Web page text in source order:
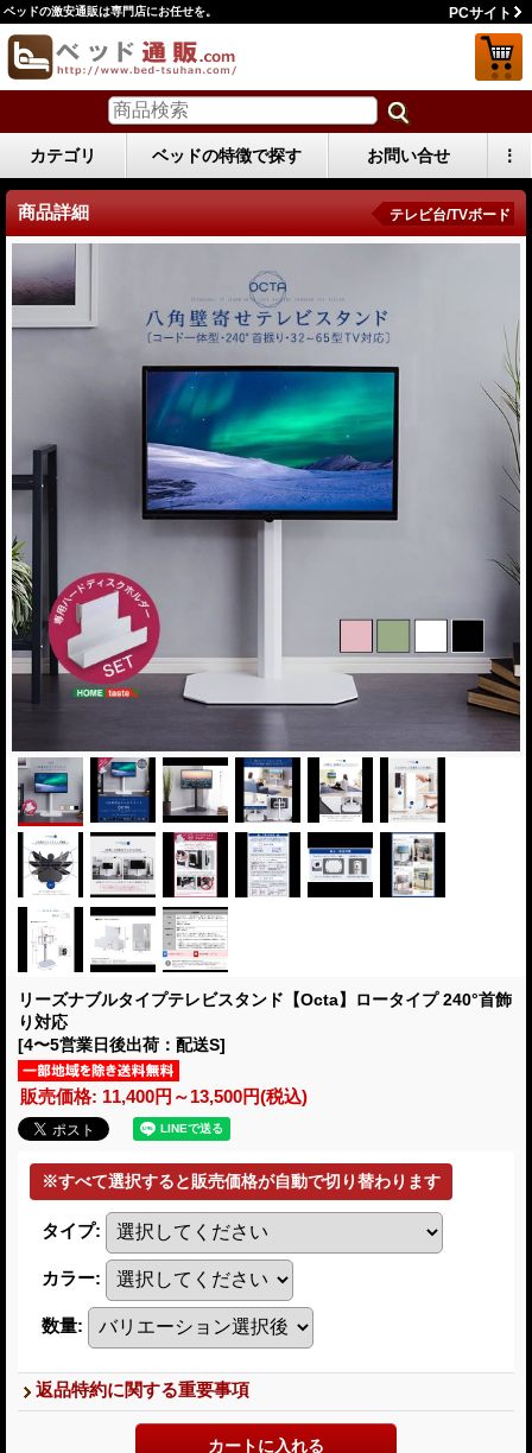
ベッドの激安通販は専門店にお任せを。 PCサイト
カテゴリ ベッドの特徴で探す お問い合せ ⋮
商品詳細 テレビ台/TVボード
リーズナブルタイプテレビスタンド【Octa】ロータイプ 240°首飾
り対応
[4〜5営業日後出荷：配送S]
販売価格: 11,400円～13,500円(税込)
タイプ:
カラー:
数量:
返品特約に関する重要事項